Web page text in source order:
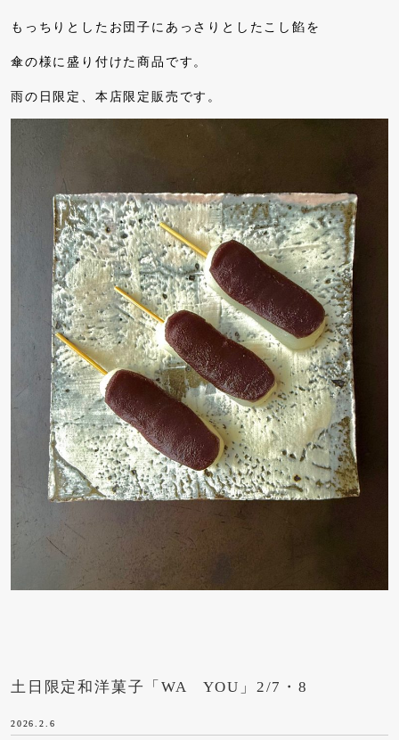
もっちりとしたお団子にあっさりとしたこし餡を
傘の様に盛り付けた商品です。
雨の日限定、本店限定販売です。
土日限定和洋菓子「WA YOU」2/7・8
2026.2.6